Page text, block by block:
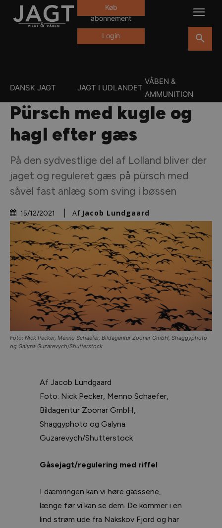
Køb
abonnement
Login
DANSK JAGT JAGT I UDLANDET
VÅBEN &
AMMUNITION
Pürsch med kugle og
hagl efter gæs
På den sydvestlige del af Lolland bliver der
jaget og reguleret gæs på pürsch med
såvel fast anlæg som sving i bøssen
15/12/2021 Af Jacob Lundgaard
Foto: Nick Pecker, Menno Schaefer, Bildagentur Zoonar GmbH, Shaggyphoto
og Galyna Guzarevych/Shutterstock
Af Jacob Lundgaard
Foto: Nick Pecker, Menno Schaefer,
Bildagentur Zoonar GmbH,
Shaggyphoto og Galyna
Guzarevych/Shutterstock
Gåsejagt/regulering med riffel
I dæmringen kan vi høre gæssene,
længe før vi kan se dem. De kommer i en
lind strøm ude fra Nakskov Fjord og har